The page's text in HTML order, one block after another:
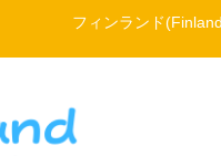
フィンランド